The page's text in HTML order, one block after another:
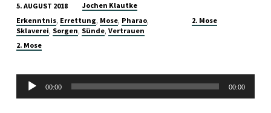
2.
MOSE
5,1-
5. AUGUST 2018
Jochen Klautke
Erkenntnis, Errettung, Mose, Pharao,
Sklaverei, Sorgen, Sünde, Vertrauen
2. Mose
2. Mose
Audio-
Player
00:00 00:00